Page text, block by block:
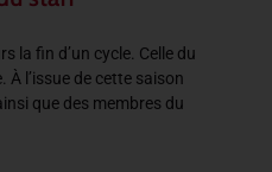
la fin d’un cycle. Celle du
À l’issue de cette saison
que des membres du